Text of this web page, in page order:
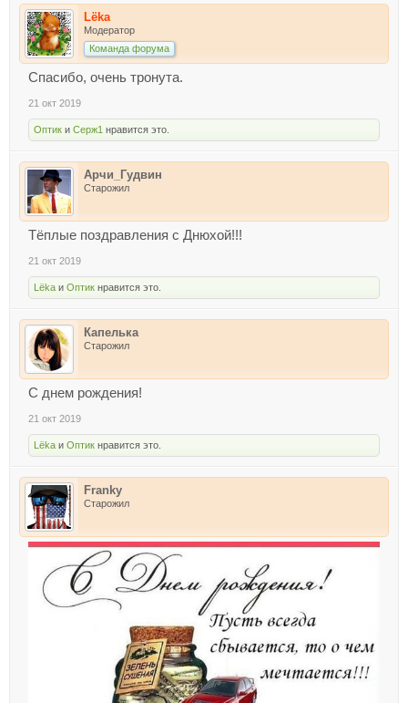
Lёka
Модератор
Команда форума
Спасибо, очень тронута.
21 окт 2019
Оптик и Серж1 нравится это.
Арчи_Гудвин
Старожил
Тёплые поздравления с Днюхой!!!
21 окт 2019
Lёka и Оптик нравится это.
Капелька
Старожил
С днем рождения!
21 окт 2019
Lёka и Оптик нравится это.
Franky
Старожил